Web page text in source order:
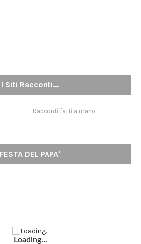
I Siti Racconti...
Racconti fatti a mano
FESTA DEL PAPA'
Loading...